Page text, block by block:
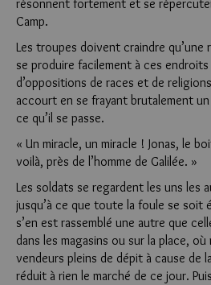
résonnent fortement et se
Camp.
Les troupes doivent craindre
se produire facilement à ces
d’oppositions de races et de
accourt en se frayant brutalement
ce qu’il se passe.
« Un miracle, un miracle ! Jonas, le
voilà, près de l’homme de Galilée. »
Les soldats se regardent les uns les
jusqu’à ce que toute la foule se soit
s’en est rassemblé une autre que
dans les magasins ou sur la place,
vendeurs pleins de dépit à cause de
réduit à rien le marché de ce jour.